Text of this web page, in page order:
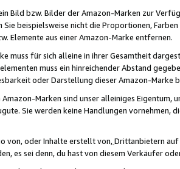
Bild bzw. Bilder der Amazon-Marken zur
Sie beispielsweise nicht die Proportionen,
Elemente aus einer Amazon-Marke entfernen.
muss für sich alleine in ihrer Gesamtheit
muss ein hinreichender Abstand
oder Darstellung dieser Amazon-Marke
Amazon-Marken sind unser alleiniges
Sie werden keine Handlungen vornehmen,
von, oder Inhalte erstellt von,Drittanbietern auf
es sei denn, du hast von diesem Verkäufer